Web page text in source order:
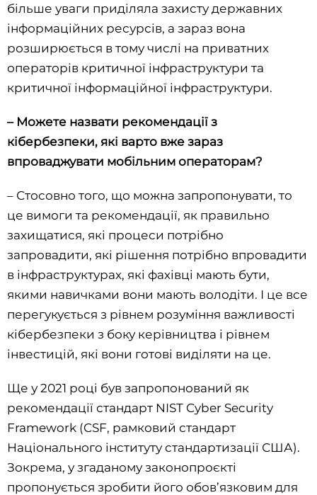
більше уваги приділяла захисту державних
інформаційних ресурсів, а зараз вона
розширюється в тому числі на приватних
операторів критичної інфраструктури та
критичної інформаційної інфраструктури.
– Можете назвати рекомендації з
кібербезпеки, які варто вже зараз
впроваджувати мобільним операторам?
– Стосовно того, що можна запропонувати, то
це вимоги та рекомендації, як правильно
захищатися, які процеси потрібно
запровадити, які рішення потрібно впровадити
в інфраструктурах, які фахівці мають бути,
якими навичками вони мають володіти. І це все
перегукується з рівнем розуміння важливості
кібербезпеки з боку керівництва і рівнем
інвестицій, які вони готові виділяти на це.
Ще у 2021 році був запропонований як
рекомендації стандарт NIST Cyber Security
Framework (CSF, рамковий стандарт
Національного інституту стандартизації США).
Зокрема, у згаданому законопроєкті
пропонується зробити його обов’язковим для